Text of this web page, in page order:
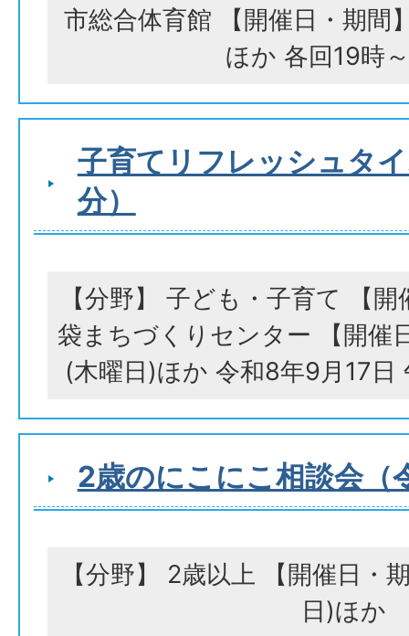
市総合体育館 【開催日・期間
ほか 各回19時
子育てリフレッシュタ
分）
【分野】 子ども・子育て 【
袋まちづくりセンター 【開催
(木曜日)ほか 令和8年9月17日
2歳のにこにこ相談会（
【分野】 2歳以上 【開催日・
日)ほか